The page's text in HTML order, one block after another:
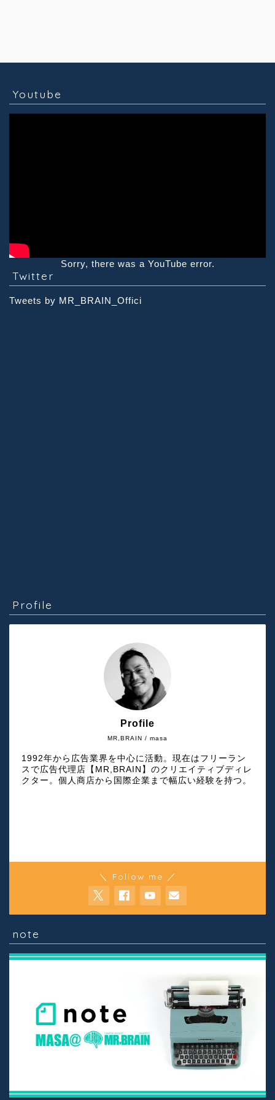
Youtube
Sorry, there was a YouTube error.
Twitter
Tweets by MR_BRAIN_Offici
Profile
MR,BRAIN / masa
Profile
1992年から広告業界を中心に活動。現在はフリーラン
スで広告代理店【MR,BRAIN】のクリエイティブディレ
クター。個人商店から国際企業まで幅広い経験を持つ。
＼ Follow me ／
note